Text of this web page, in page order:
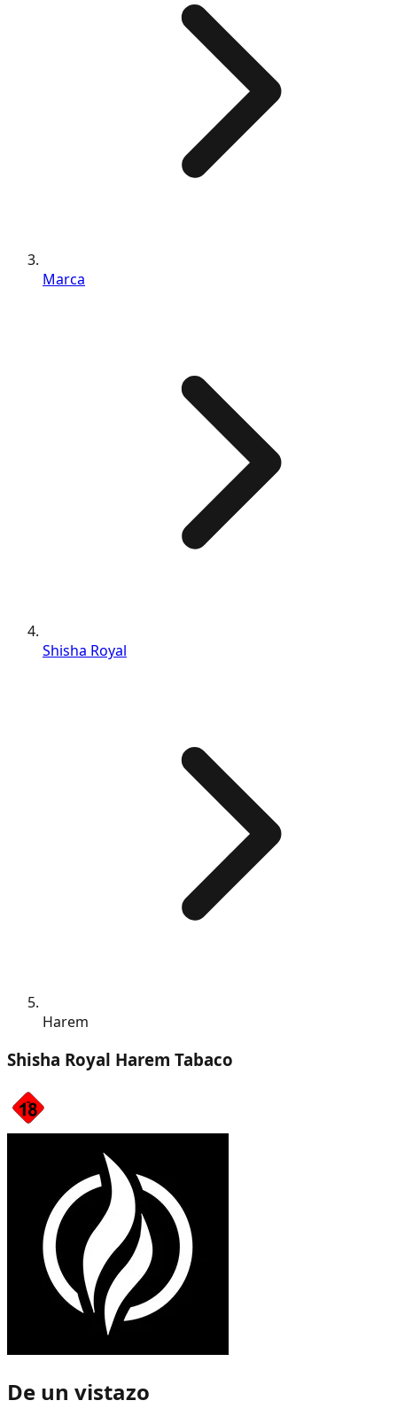
Marca
Shisha Royal
Harem
Shisha Royal Harem Tabaco
De un vistazo